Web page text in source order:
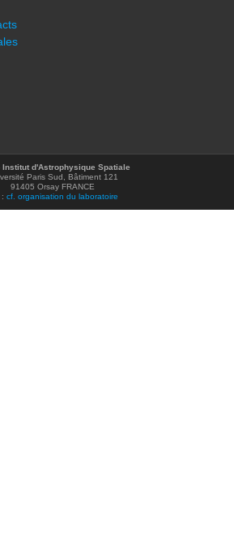
Institut d'Astrophysique Spatiale
Paris Sud, Bâtiment 121
91405 Orsay FRANCE
: cf. organisation du laboratoire